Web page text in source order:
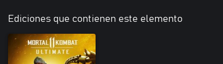
Ediciones que contienen este elemento